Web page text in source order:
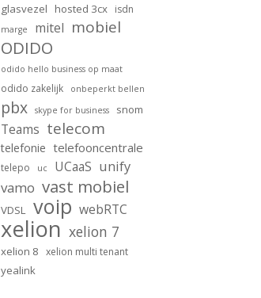
glasvezel hosted 3cx isdn
marge mitel mobiel
ODIDO
odido hello business op maat
odido zakelijk onbeperkt bellen
pbx skype for business snom
Teams telecom
telefonie telefooncentrale
telepo uc UCaaS unify
vamo vast mobiel
VDSL voip webRTC
xelion xelion 7
xelion 8 xelion multi tenant
yealink